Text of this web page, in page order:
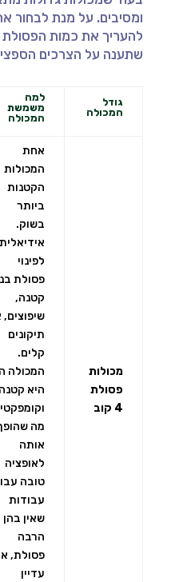
ומסיבים. על מנת לבחור
להעריך את כמות
שתענה על הצרכים
גודל
המכולה
למה
משמשת
המכולה
מכולות
פסולת
4 קוב
אחת
המכולות
הקטנות
ביותר
בשוק.
אידיאלית
לפינוי
פסולת
קטנה,
שיפוצים,
תיקונים
קלים.
המכולה
היא קטנה
מה
אותה
לאופציה
טובה
עבודות
שאין בהן
הרבה
פסולת,
עדיין